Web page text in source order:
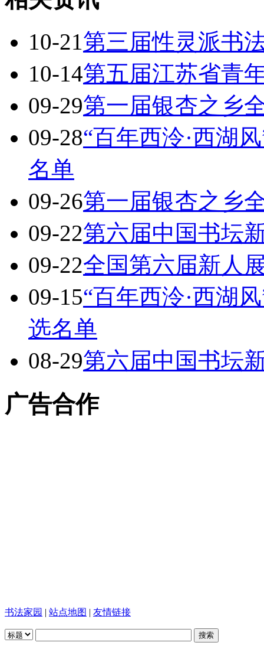
10-21第三届性灵派书
10-14第五届江苏省青
09-29第一届银杏之乡
09-28“百年西泠·西湖
名单
09-26第一届银杏之乡
09-22第六届中国书坛
09-22全国第六届新人
09-15“百年西泠·西湖
选名单
08-29第六届中国书坛
广告合作
书法家园 | 站点地图 | 友情链接